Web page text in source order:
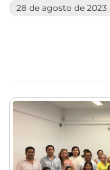
28 de agosto de 2023